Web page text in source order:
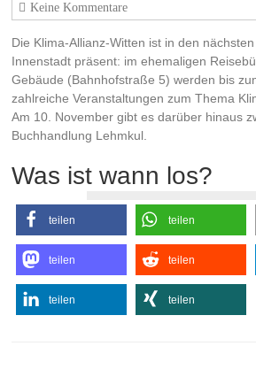
Keine Kommentare
Die Klima-Allianz-Witten ist in den
Innenstadt präsent: im ehemaligen
Gebäude (Bahnhofstraße 5) werden bis
zahlreiche Veranstaltungen zum Thema
Am 10. November gibt es darüber hinaus
Buchhandlung Lehmkul.
Was ist wann los?
teilen teilen
teilen teilen
teilen teilen